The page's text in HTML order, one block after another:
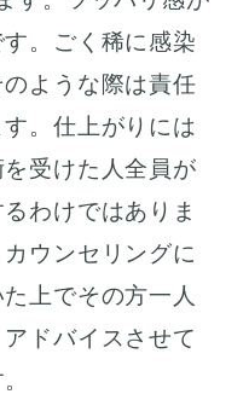
。ごく稀に感染
ような際は責任
。仕上がりには
受けた人全員が
わけではありま
ウンセリングに
上でその方一人
ドバイスさせて